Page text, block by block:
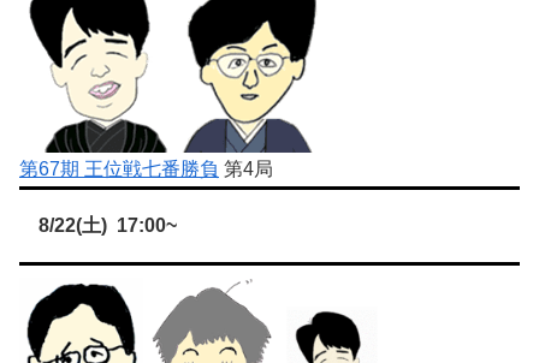
第67期 王位戦七番勝負 第4局
8/22(土) 17:00~